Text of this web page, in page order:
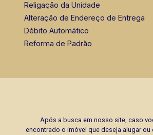
Religação da Unidade
Alteração de Endereço de Entrega
Débito Automático
Reforma de Padrão
Após a busca em nosso site, caso
encontrado o imóvel que deseja alugar ou